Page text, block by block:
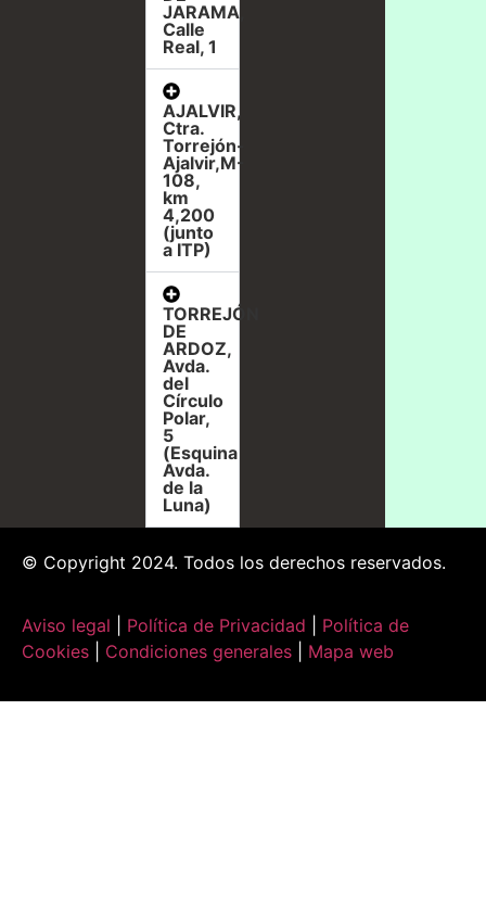
JARAMA,
Calle
Real, 1
AJALVIR,
Ctra.
Torrejón-
Ajalvir,M-
108,
km
4,200
(junto
a ITP)
TORREJÓN
DE
ARDOZ,
Avda.
del
Círculo
Polar,
5
(Esquina
Avda.
de la
Luna)
© Copyright 2024. Todos los derechos reservados.
Aviso legal Política de Privacidad
Política de
Cookies
Condiciones generales Mapa web